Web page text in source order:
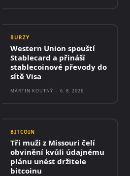
BURZY
Western Union spouští
Stablecard a přináší
stablecoinové převody do
sítě Visa
MARTIN KOUTNÝ - 6. 8. 2026
BITCOIN
Tři muži z Missouri čelí
obvinění kvůli údajnému
plánu unést držitele
bitcoinu